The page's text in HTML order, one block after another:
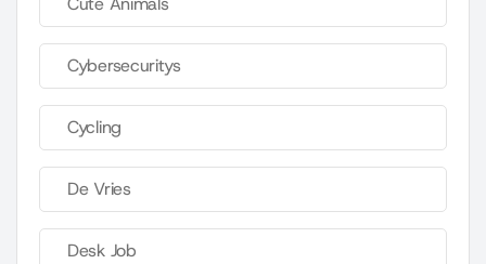
Cybersecuritys
Cycling
De Vries
Desk Job